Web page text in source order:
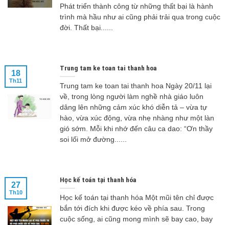
Phát triển thành công từ những thất bại là hành
trình mà hầu như ai cũng phải trải qua trong cuộc
đời. Thất bại......
Trung tam ke toan tai thanh hoa
Trung tam ke toan tai thanh hoa Ngày 20/11 lại
về, trong lòng người làm nghề nhà giáo luôn
dâng lên những cảm xúc khó diễn tả – vừa tự
hào, vừa xúc động, vừa nhẹ nhàng như một làn
gió sớm. Mỗi khi nhớ đến câu ca dao: “Ơn thầy
soi lối mở đường......
18
Th11
Học kế toán tại thanh hóa
Học kế toán tại thanh hóa Một mũi tên chỉ được
bắn tới đích khi được kéo về phía sau. Trong
cuộc sống, ai cũng mong mình sẽ bay cao, bay
27
Th10